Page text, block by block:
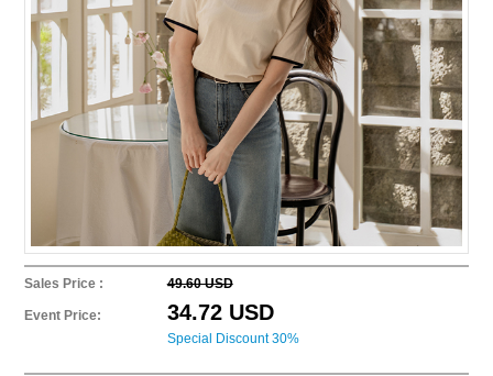
Sales Price : 49.60 USD
Event Price: 34.72 USD
Special Discount 30%